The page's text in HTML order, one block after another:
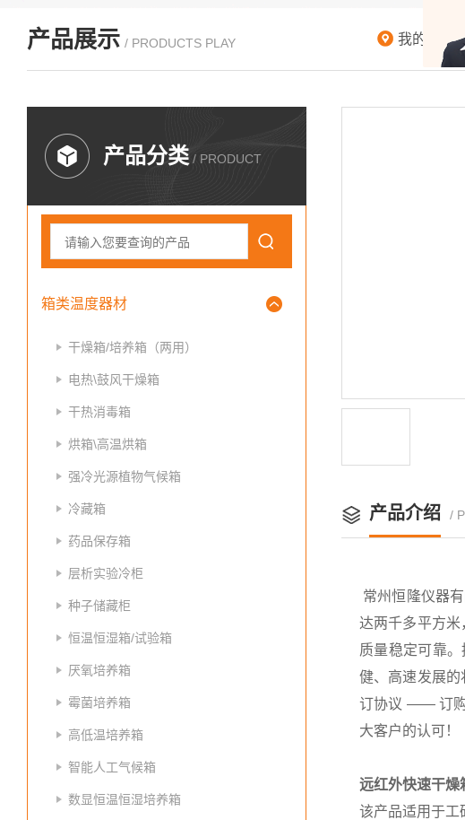
产品展示 / PRODUCTS PLAY 我的位置
产品分类 / PRODUCT
箱类温度器材
干燥箱/培养箱（两用）
电热\鼓风干燥箱
干热消毒箱
烘箱\高温烘箱
强冷光源植物气候箱
冷藏箱
药品保存箱
层析实验冷柜
种子储藏柜
恒温恒湿箱/试验箱
厌氧培养箱
霉菌培养箱
高低温培养箱
智能人工气候箱
数显恒温恒湿培养箱
产品介绍 /
常州恒隆仪器
达两千多平方米
质量稳定可靠
健、高速发展
订协议 —— 订
大客户的认可！
远红外快速干燥
该产品适用于工